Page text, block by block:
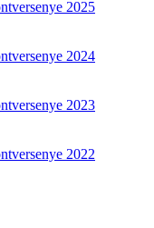
2025
2024
2023
2022